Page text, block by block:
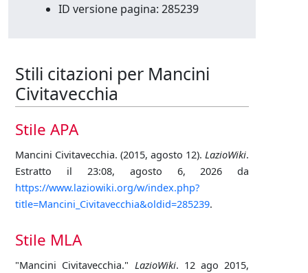
ID versione pagina: 285239
Stili citazioni per Mancini
Civitavecchia
Stile APA
Mancini Civitavecchia. (2015, agosto 12).LazioWiki.
Estratto il 23:08, agosto 6, 2026 da
https://www.laziowiki.org/w/index.php?
title=Mancini_Civitavecchia&oldid=285239.
Stile MLA
"Mancini Civitavecchia." LazioWiki. 12 ago 2015,